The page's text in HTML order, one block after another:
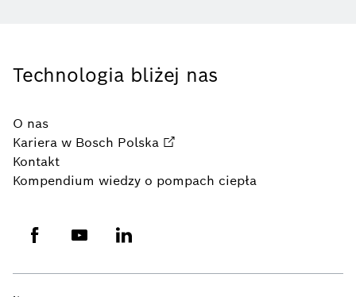
Technologia bliżej nas
O nas
Kariera w Bosch Polska
Kontakt
Kompendium wiedzy o pompach ciepła